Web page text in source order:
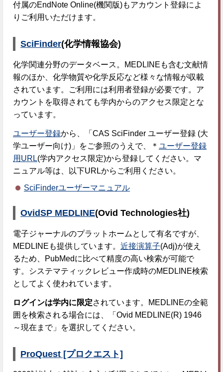
付属のEndNote Online(機関版)もアカウント登録によ
りご利用いただけます。
SciFinder(化学情報協会)
化学関連分野のデータベース。MEDLINEも含む文献情
報のほか、化学物質や化学反応など様々な情報が収載
されています。ご利用には利用者登録が必要です。ア
カウントを取得されても学内からのアクセス限定とな
っています。
ユーザー登録から、「CAS SciFinder ユーザー登録 (大
学ユーザー向け)」をご参照のうえで、＊ ユーザー登録
用URL(学内アクセス限定)から登録してください。マ
ニュアル等は、以下URLからご利用ください。
SciFinderユーザーマニュアル
OvidSP MEDLINE(Ovid Technologies社)
電子ジャーナルのプラットホームとして有名ですが、
MEDLINEも提供しています。 近接演算子(Adj)が使え
るため、PubMedに比べて精度の高い検索が可能で
す。システマティックレビュー作成時のMEDLINE検索
としてよく使われています。
ログインは学内に限定されています。MEDLINEの全範
囲を検索される場合には、「Ovid MEDLINE(R) 1946
～現在まで」を選択してください。
ProQuest [プロクエスト]